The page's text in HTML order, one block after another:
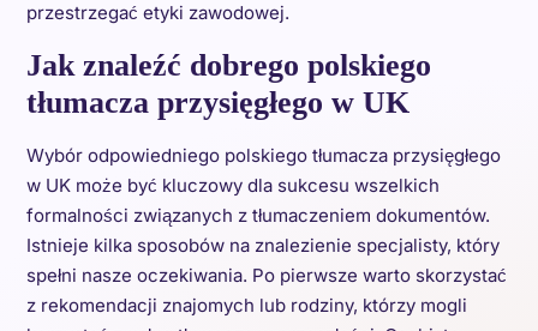
przestrzegać etyki zawodowej.
Jak znaleźć dobrego polskiego
tłumacza przysięgłego w UK
Wybór odpowiedniego polskiego tłumacza przysięgłego
w UK może być kluczowy dla sukcesu wszelkich
formalności związanych z tłumaczeniem dokumentów.
Istnieje kilka sposobów na znalezienie specjalisty, który
spełni nasze oczekiwania. Po pierwsze warto skorzystać
z rekomendacji znajomych lub rodziny, którzy mogli